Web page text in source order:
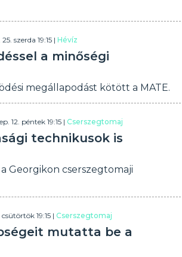
szerda 19:15 |Hévíz
a minőségi
megállapodást kötött a MATE.
12. péntek 19:15 |Cserszegtomaj
technikusok is
Georgikon cserszegtomaji
19:15 |Cserszegtomaj
mutatta be a